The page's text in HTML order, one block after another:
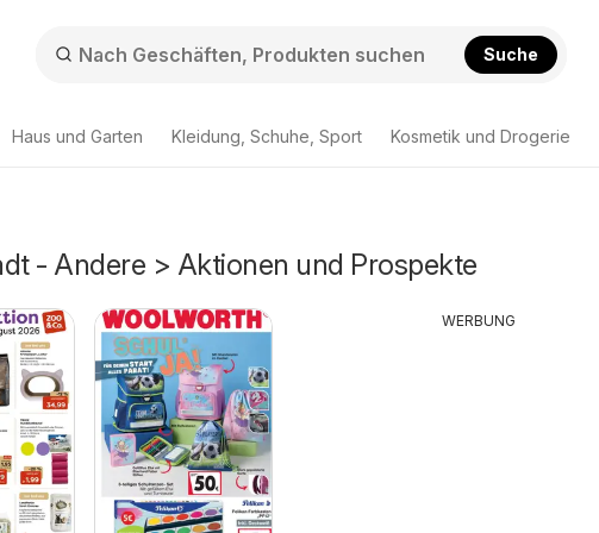
Suche
Haus und Garten Kleidung, Schuhe, Sport Kosmetik und Drogerie
- Andere > Aktionen und Prospekte
WERBUNG